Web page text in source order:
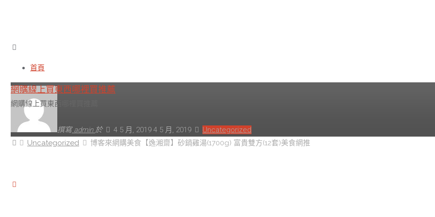
首頁
網購線上買東西哪裡買推薦
網購線上買東西哪裡買推薦
博客來網購美食【逸湘齋】砂鍋雞湯(1700g) 富貴雙
撰寫 admin 於 4 5 月, 2019 4 5 月, 2019
Uncategorized
首 Uncategorized 博客來網購美食【逸湘齋】砂鍋雞湯(1700g) 富貴雙方(12套)美食網推